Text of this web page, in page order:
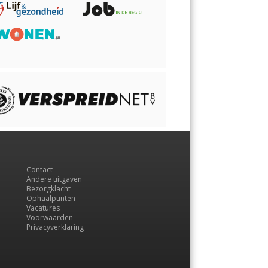
Contact
Andere uitgaven
Bezorgklacht
Ophaalpunten
Vacatures
Voorwaarden
Privacyverklaring